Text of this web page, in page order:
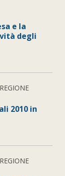
e la
degli
2010 in